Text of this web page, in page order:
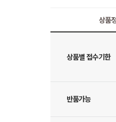
상품
상품별 접수기한
반품가능